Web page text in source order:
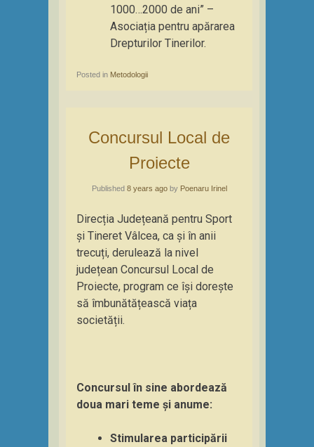
1000…2000 de ani” –
Asociația pentru apărarea
Drepturilor Tinerilor.
Posted in Metodologii
Concursul Local de
Proiecte
Published 8 years agoby Poenaru Irinel
Direcția Județeană pentru Sport
și Tineret Vâlcea, ca și în anii
trecuți, derulează la nivel
județean Concursul Local de
Proiecte, program ce își dorește
să îmbunătățească viața
societății.
Concursul în sine abordează
doua mari teme și anume:
Stimularea participării